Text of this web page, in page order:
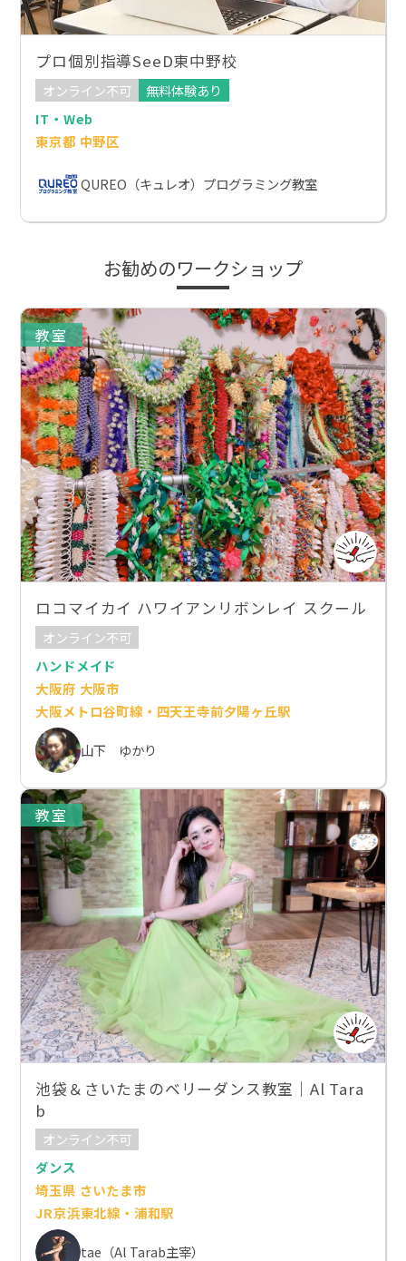
プロ個別指導SeeD東中野校
オンライン不可
無料体験あり
IT・Web
東京都 中野区
QUREO（キュレオ）プログラミング教室
お勧めのワークショップ
教室
ロコマイカイ ハワイアンリボンレイ スクール
オンライン不可
ハンドメイド
大阪府 大阪市
大阪メトロ谷町線・四天王寺前夕陽ヶ丘駅
山下 ゆかり
教室
池袋＆さいたまのベリーダンス教室｜Al Tara
b
オンライン不可
ダンス
埼玉県 さいたま市
JR京浜東北線・浦和駅
tae（Al Tarab主宰）